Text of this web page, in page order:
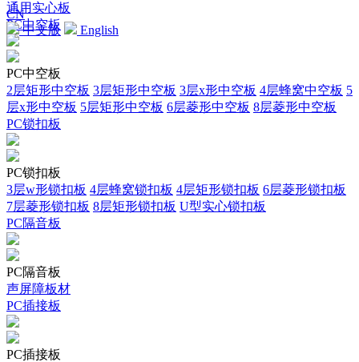
通用实心板
PC中空板
PC中空板
2层矩形中空板 3层矩形中空板 3层x形中空板 4层蜂窝中空板 5
层x形中空板 5层矩形中空板 6层菱形中空板 8层菱形中空板
PC锁扣板
PC锁扣板
3层w形锁扣板 4层蜂窝锁扣板 4层矩形锁扣板 6层菱形锁扣板
7层菱形锁扣板 8层矩形锁扣板 U型实心锁扣板
PC隔音板
PC隔音板
声屏障板材
PC插接板
PC插接板
CN
中文版
English